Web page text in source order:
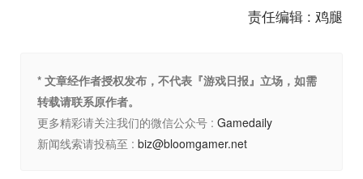
责任编辑 : 鸡腿
* 文章经作者授权发布，不代表『游戏日报』立场，如需
转载请联系原作者。
更多精彩请关注我们的微信公众号 : Gamedaily
新闻线索请投稿至 : biz@bloomgamer.net